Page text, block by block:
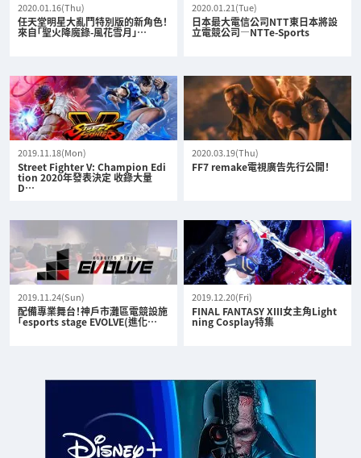
2020.01.16(Thu)
任天堂明星大亂鬥特別版的新角色！
來自「聖火降魔錄-風花雪月」…
2020.01.21(Tue)
日本最大電信公司NTT東日本將設
立電競公司—NTTe-Sports
2019.11.18(Mon)
Street Fighter V: Champion Edi
tion 2020年發表決定 收錄大量
D…
2020.03.19(Thu)
FF7 remake電視廣告先行公開！
2019.11.24(Sun)
配備專業舞台！神戶市灘區電競設施
「esports stage EVOLVE(進化…
2019.12.20(Fri)
FINAL FANTASY XIII女主角Light
ning Cosplay特集